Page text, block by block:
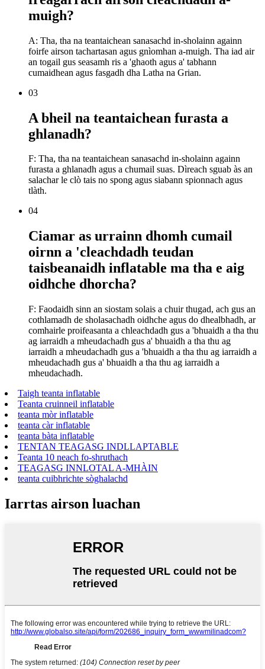
muigh?
A: Tha, tha na teantaichean sanasachd in-sholainn againn
foirfe airson tachartasan agus gnìomhan a-muigh. Tha iad air
an togail gus seasamh ris a 'ghaoth agus a' tabhann
cumaidhean agus fasgadh dha Latha na Grian.
03
A bheil na teantaichean furasta a
ghlanadh?
F: Tha, tha na teantaichean sanasachd in-sholainn againn
furasta a ghlanadh agus a chumail suas. Dìreach sguab às an
salachar le clò tais no spong agus siabann spionnach agus
tlàth.
04
Ciamar as urrainn dhomh cumail
oirnn a 'cleachdadh teudan
taisbeanaidh inflatable ma tha e aig
oidhche dhorcha?
F: Faodaidh sinn an siostam solais a chuir thugad, ach gus an
cothlamadh de sholasachadh oidhche agus do dhealbhadh, ar
comhairle proifeasanta a chleachdadh gus a 'bhuaidh a tha thu
ag iarraidh a mheudachadh gus a' bhuaidh a tha thu ag
iarraidh a mheudachadh gus a 'bhuaidh a tha thu ag iarraidh a
mheudachadh gus a' bhuaidh a tha thu ag iarraidh a
mheudachadh.
Taigh teanta inflatable
Teanta cruinneil inflatable
teanta mòr inflatable
teanta càr inflatable
teanta bàta inflatable
TENTAN TEAGASG INDLLAPTABLE
Teanta 10 neach fo-shruthach
TEAGASG INNLOTAL A-MHÀIN
teanta cuibhrichte sòghalachd
Iarrtas airson luachan